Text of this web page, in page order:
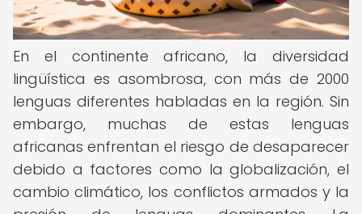
En el continente africano, la diversidad
lingüística es asombrosa, con más de 2000
lenguas diferentes habladas en la región. Sin
embargo, muchas de estas lenguas
africanas enfrentan el riesgo de desaparecer
debido a factores como la globalización, el
cambio climático, los conflictos armados y la